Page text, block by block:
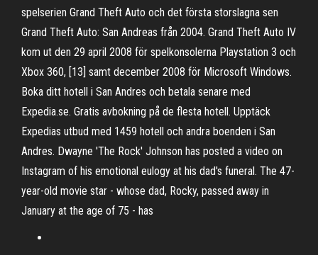
spelserien Grand Theft Auto och det första storslagna sen
Grand Theft Auto: San Andreas från 2004. Grand Theft Auto IV
kom ut den 29 april 2008 för spelkonsolerna Playstation 3 och
Xbox 360, [13] samt december 2008 för Microsoft Windows.
Boka ditt hotell i San Andres och betala senare med
Expedia.se. Gratis avbokning på de flesta hotell. Upptäck
Expedias utbud med 1459 hotell och andra boenden i San
Andres. Dwayne 'The Rock' Johnson has posted a video on
Instagram of his emotional eulogy at his dad's funeral. The 47-
year-old movie star - whose dad, Rocky, passed away in
January at the age of 75 - has